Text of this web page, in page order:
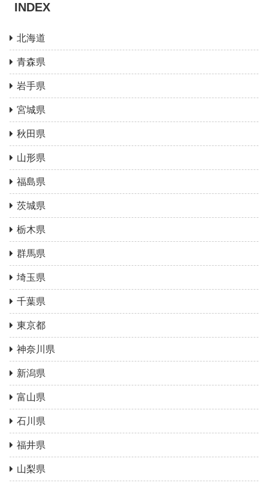
INDEX
北海道
青森県
岩手県
宮城県
秋田県
山形県
福島県
茨城県
栃木県
群馬県
埼玉県
千葉県
東京都
神奈川県
新潟県
富山県
石川県
福井県
山梨県